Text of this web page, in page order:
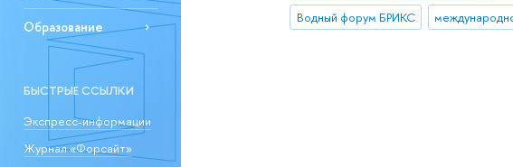
Образование
БЫСТРЫЕ ССЫЛКИ
Экспресс-информации
Журнал «Форсайт»
Водный форум БРИКС